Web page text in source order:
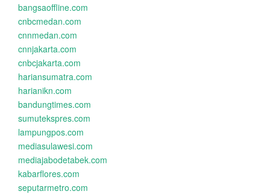
bangsaoffline.com
cnbcmedan.com
cnnmedan.com
cnnjakarta.com
cnbcjakarta.com
hariansumatra.com
harianikn.com
bandungtimes.com
sumutekspres.com
lampungpos.com
mediasulawesi.com
mediajabodetabek.com
kabarflores.com
seputarmetro.com